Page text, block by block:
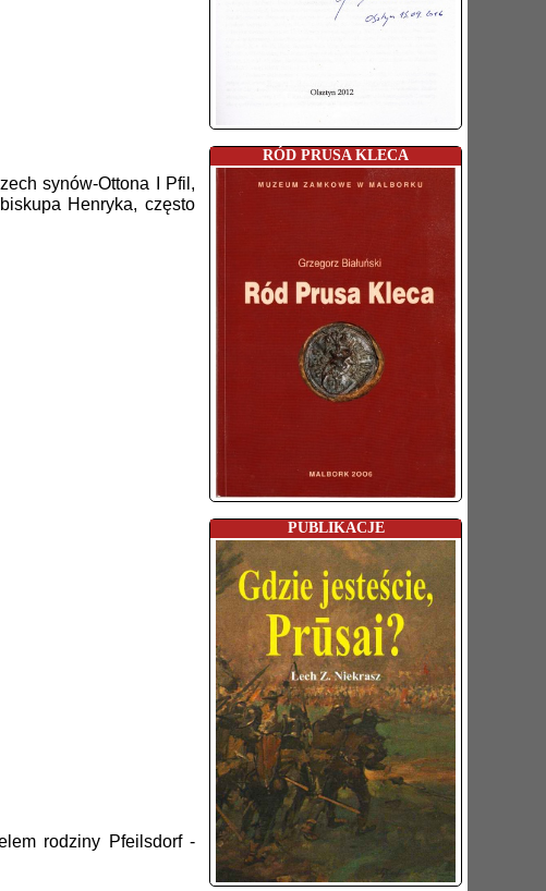
RÓD PRUSA KLECA
PUBLIKACJE
synów-Ottona I Pfil,
Henryka, często
rodziny Pfeilsdorf -